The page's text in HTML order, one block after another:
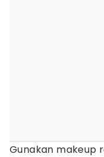
Gunakan makeup